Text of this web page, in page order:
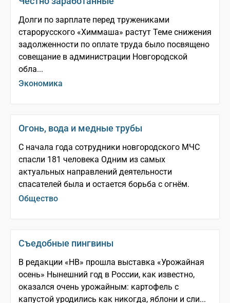
Долги по зарплате перед тружениками
старорусского «Химмаша» растут Теме снижения
задолженности по оплате труда было посвящено
совещание в администрации Новгородской
обла...
Экономика
Огонь, вода и медные трубы
С начала года сотрудники новгородского МЧС
спасли 181 человека Одним из самых
актуальных направлений деятельности
спасателей была и остается борьба с огнём.
Общество
Съедобные пингвины
В редакции «НВ» прошла выставка «Урожайная
осень» Нынешний год в России, как известно,
оказался очень урожайным: картофель с
капустой уродились как никогда, яблони и сли...